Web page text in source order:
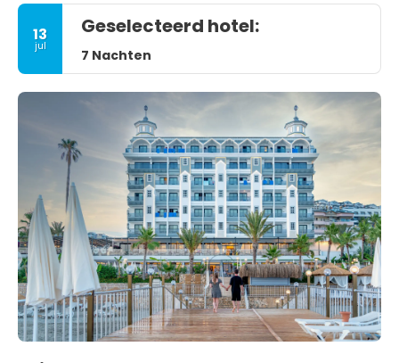
13
jul
Geselecteerd hotel:
7 Nachten